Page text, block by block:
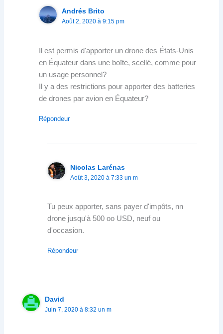
Andrés Brito
Août 2, 2020 à 9:15 pm
Il est permis d'apporter un drone des États-Unis
en Équateur dans une boîte, scellé, comme pour
un usage personnel?
Il y a des restrictions pour apporter des batteries
de drones par avion en Équateur?
Répondeur
Nicolas Larénas
Août 3, 2020 à 7:33 un m
Tu peux apporter, sans payer d'impôts, nn
drone jusqu'à 500 oo USD, neuf ou
d'occasion.
Répondeur
David
Juin 7, 2020 à 8:32 un m